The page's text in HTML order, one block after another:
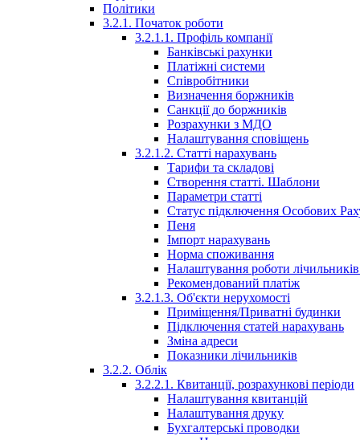
Політики
3.2.1. Початок роботи
3.2.1.1. Профіль компанії
Банківські рахунки
Платіжні системи
Співробітники
Визначення боржників
Санкції до боржників
Розрахунки з МДО
Налаштування сповіщень
3.2.1.2. Статті нарахувань
Тарифи та складові
Створення статті. Шаблони
Параметри статті
Статус підключення Особових
Пеня
Імпорт нарахувань
Норма споживання
Налаштування роботи
Рекомендований платіж
3.2.1.3. Об'єкти нерухомості
Приміщення/Приватні будинки
Підключення статей нарахувань
Зміна адреси
Показники лічильників
3.2.2. Облік
3.2.2.1. Квитанції, розрахункові періоди
Налаштування квитанцій
Налаштування друку
Бухгалтерські проводки